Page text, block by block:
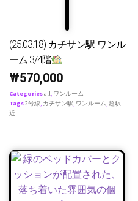
(25.03.18) カチサン駅 ワンル
ーム 3/4階
₩570,000
Categoriesall, ワンルーム
Tags2号線, カチサン駅, ワンルーム, 超駅
近